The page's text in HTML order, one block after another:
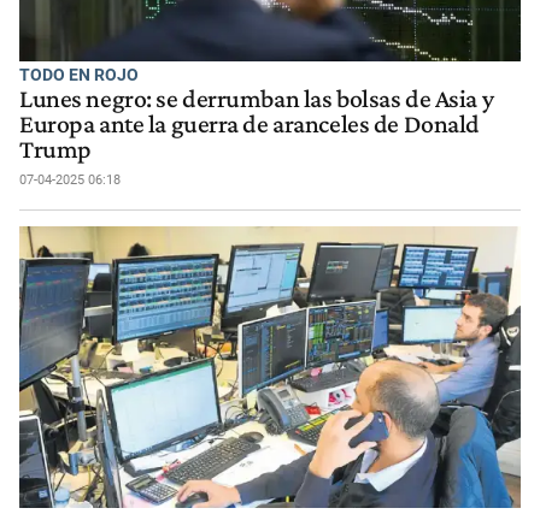
TODO EN ROJO
Lunes negro: se derrumban las bolsas de Asia y
Europa ante la guerra de aranceles de Donald
Trump
07-04-2025 06:18